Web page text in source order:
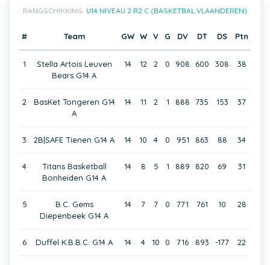
RANGSCHIKKING: U14 NIVEAU 2 R2 C (BASKETBAL VLAANDEREN)
# Team GW W V G DV DT DS Ptn
1
Stella Artois Leuven
Bears G14 A
14 12 2 0 908 600 308 38
2
BasKet Tongeren G14
A
14 11 2 1 888 735 153 37
3 2B|SAFE Tienen G14 A 14 10 4 0 951 863 88 34
4
Titans Basketball
Bonheiden G14 A
14 8 5 1 889 820 69 31
5
B.C. Gems
Diepenbeek G14 A
14 7 7 0 771 761 10 28
6 Duffel K.B.B.C. G14 A 14 4 10 0 716 893 -177 22